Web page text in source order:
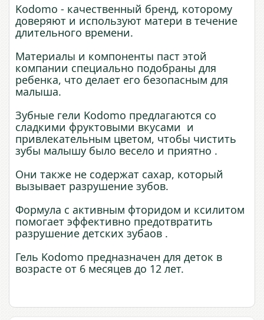
Kodomo - качественный бренд, которому
доверяют и используют матери в течение
длительного времени.
Материалы и компоненты паст этой
компании специально подобраны для
ребенка, что делает его безопасным для
малыша.
Зубные гели Kodomo предлагаются со
сладкими фруктовыми вкусами и
привлекательным цветом, чтобы чистить
зубы малышу было весело и приятно .
Они также не содержат сахар, который
вызывает разрушение зубов.
Формула с активным фторидом и ксилитом
помогает эффективно предотвратить
разрушение детских зубаов .
Гель Kodomo предназначен для деток в
возрасте от 6 месяцев до 12 лет.